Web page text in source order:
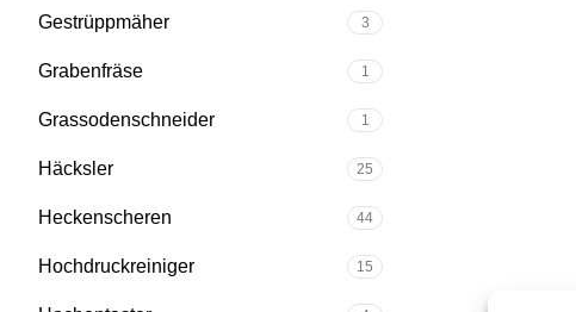
Gestrüppmäher 3
Grabenfräse 1
Grassodenschneider 1
Häcksler 25
Heckenscheren 44
Hochdruckreiniger 15